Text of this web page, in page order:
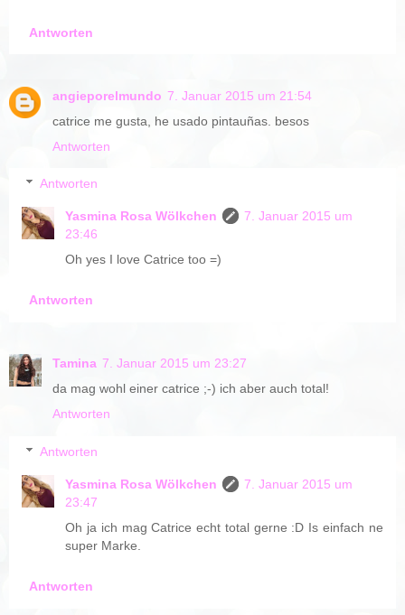
Antworten
angieporelmundo 7. Januar 2015 um 21:54
catrice me gusta, he usado pintauñas. besos
Antworten
Antworten
Yasmina Rosa Wölkchen
7. Januar 2015 um
23:46
Oh yes I love Catrice too =)
Antworten
Tamina 7. Januar 2015 um 23:27
da mag wohl einer catrice ;-) ich aber auch total!
Antworten
Antworten
Yasmina Rosa Wölkchen
7. Januar 2015 um
23:47
Oh ja ich mag Catrice echt total gerne :D Is einfach ne
super Marke.
Antworten